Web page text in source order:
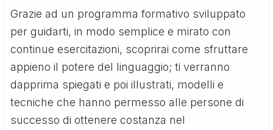
Grazie ad un programma formativo sviluppato
per guidarti, in modo semplice e mirato con
continue esercitazioni, scoprirai come sfruttare
appieno il potere del linguaggio; ti verranno
dapprima spiegati e poi illustrati, modelli e
tecniche che hanno permesso alle persone di
successo di ottenere costanza nel